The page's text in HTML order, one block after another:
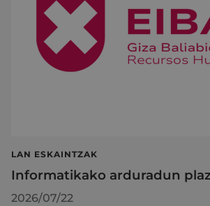
LAN ESKAINTZAK
Informatikako arduradun
2026/07/22